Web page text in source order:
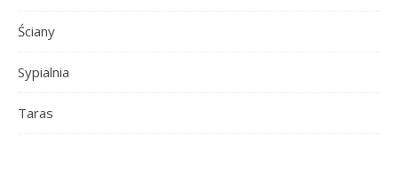
Ściany
Sypialnia
Taras